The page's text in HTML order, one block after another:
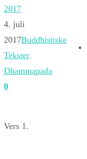
2017
4. juli
2017Buddhistiske
Tekster,
Dhammapada
0
Vers 1.